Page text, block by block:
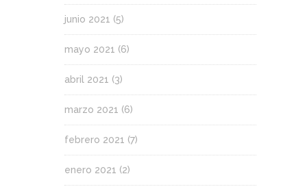
junio 2021 (5)
mayo 2021 (6)
abril 2021 (3)
marzo 2021 (6)
febrero 2021 (7)
enero 2021 (2)